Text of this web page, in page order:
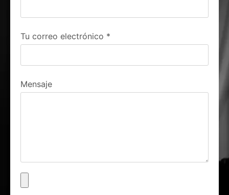
Tu correo electrónico *
Mensaje